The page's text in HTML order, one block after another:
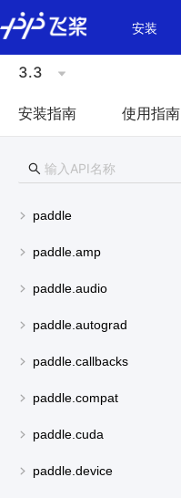
\u200E
安装
3.3
安装指南 使用指南
paddle
paddle.amp
paddle.audio
paddle.autograd
paddle.callbacks
paddle.compat
paddle.cuda
paddle.device